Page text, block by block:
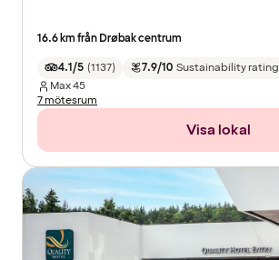
16.6 km från Drøbak centrum
4.1/5 (1137) 7.9/10 Sustainability rating
Max45
7 mötesrum
Visa lokal